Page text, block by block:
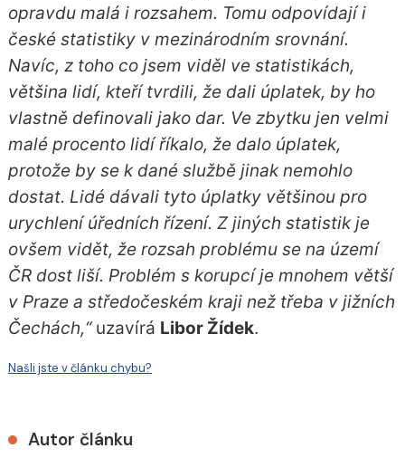
opravdu malá i rozsahem. Tomu odpovídají i
české statistiky v mezinárodním srovnání.
Navíc, z toho co jsem viděl ve statistikách,
většina lidí, kteří tvrdili, že dali úplatek, by ho
vlastně definovali jako dar. Ve zbytku jen velmi
malé procento lidí říkalo, že dalo úplatek,
protože by se k dané službě jinak nemohlo
dostat. Lidé dávali tyto úplatky většinou pro
urychlení úředních řízení. Z jiných statistik je
ovšem vidět, že rozsah problému se na území
ČR dost liší. Problém s korupcí je mnohem větší
v Praze a středočeském kraji než třeba v jižních
Čechách,“uzavírá Libor Žídek.
Našli jste v článku chybu?
Autor článku